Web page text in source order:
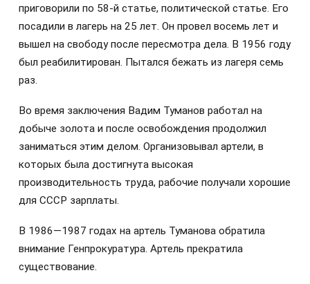
приговорили по 58-й статье, политической статье. Его
посадили в лагерь на 25 лет. Он провел восемь лет и
вышел на свободу после пересмотра дела. В 1956 году
был реабилитирован. Пытался бежать из лагеря семь
раз.
Во время заключения Вадим Туманов работал на
добыче золота и после освобождения продолжил
заниматься этим делом. Организовывал артели, в
которых была достигнута высокая
производительность труда, рабочие получали хорошие
для СССР зарплаты.
В 1986—1987 годах на артель Туманова обратила
внимание Генпрокуратура. Артель прекратила
существование.